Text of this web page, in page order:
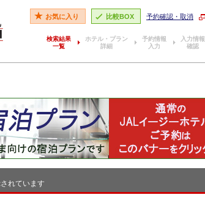
お気に入り 比較BOX 予約確認・取消
検索結果
一覧
ホテル・プラン
詳細
予約情報
入力
入力情報
確認
れています